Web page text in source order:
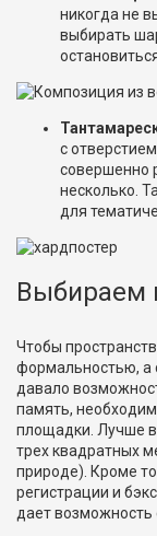
никогда не
выбирать
с
совершенно
несколько.
для
Выбираем
Чтобы
формальностью, а
давало
память,
площадки. Лучше
трех квадратных
природе). Кроме
регистрации и
дает возможность